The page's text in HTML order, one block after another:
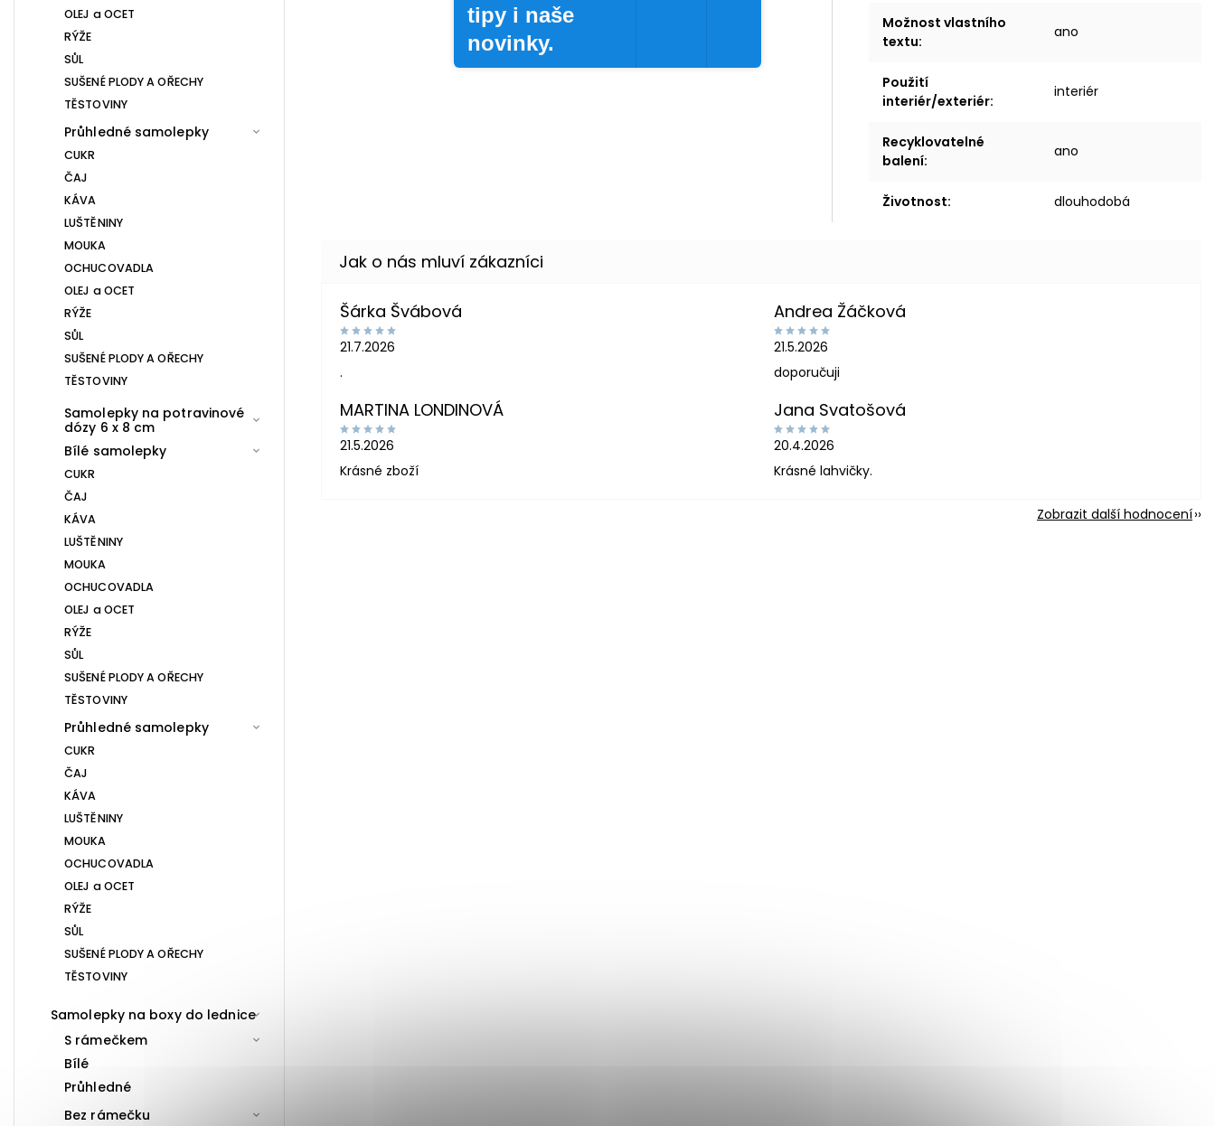
OLEJ a OCET
RÝŽE
SŮL
SUŠENÉ PLODY A OŘECHY
TĚSTOVINY
Průhledné samolepky
CUKR
ČAJ
KÁVA
LUŠTĚNINY
MOUKA
OCHUCOVADLA
OLEJ a OCET
RÝŽE
SŮL
SUŠENÉ PLODY A OŘECHY
TĚSTOVINY
Samolepky na potravinové
dózy 6 x 8 cm
Bílé samolepky
CUKR
ČAJ
KÁVA
LUŠTĚNINY
MOUKA
OCHUCOVADLA
OLEJ a OCET
RÝŽE
SŮL
SUŠENÉ PLODY A OŘECHY
TĚSTOVINY
Průhledné samolepky
CUKR
ČAJ
KÁVA
LUŠTĚNINY
MOUKA
OCHUCOVADLA
OLEJ a OCET
RÝŽE
SŮL
SUŠENÉ PLODY A OŘECHY
TĚSTOVINY
Samolepky na boxy do lednice
S rámečkem
Bílé
Průhledné
Bez rámečku
Možnost vlastního
textu:
ano
Použití
interiér/exteriér:
interiér
Recyklovatelné
balení:
ano
Životnost: dlouhodobá
Šárka Švábová
21.7.2026
.
Andrea Žáčková
21.5.2026
doporučuji
MARTINA LONDINOVÁ
21.5.2026
Krásné zboží
Jana Svatošová
20.4.2026
Krásné lahvičky.
Zobrazit další hodnocení
tipy i naše
novinky.